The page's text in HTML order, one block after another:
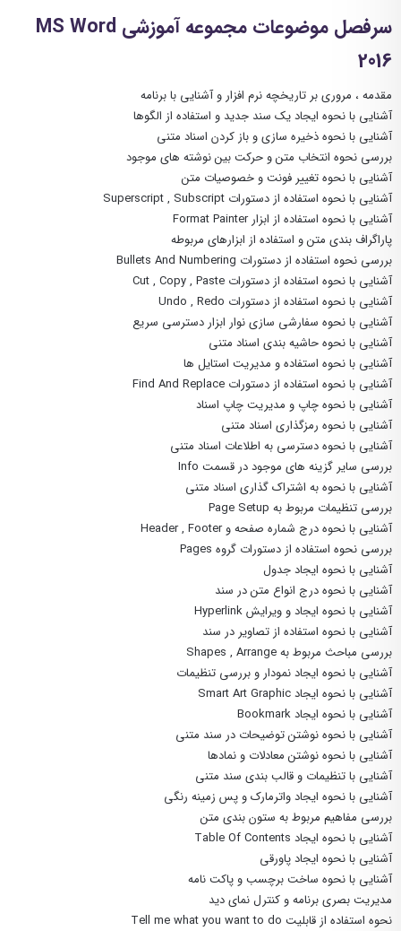
سرفصل موضوعات مجموعه آموزشی MS Word
2016
مقدمه ، مروری بر تاریخچه نرم افزار و آشنایی با برنامه
آشنایی با نحوه ایجاد یک سند جدید و استفاده از الگوها
آشنایی با نحوه ذخیره سازی و باز کردن اسناد متنی
بررسی نحوه انتخاب متن و حرکت بین نوشته های موجود
آشنایی با نحوه تغییر فونت و خصوصیات متن
آشنایی با نحوه استفاده از دستورات Superscript , Subscript
آشنایی با نحوه استفاده از ابزار Format Painter
پاراگراف بندی متن و استفاده از ابزارهای مربوطه
بررسی نحوه استفاده از دستورات Bullets And Numbering
آشنایی با نحوه استفاده از دستورات Cut , Copy , Paste
آشنایی با نحوه استفاده از دستورات Undo , Redo
آشنایی با نحوه سفارشی سازی نوار ابزار دسترسی سریع
آشنایی با نحوه حاشیه بندی اسناد متنی
آشنایی با نحوه استفاده و مدیریت استایل ها
آشنایی با نحوه استفاده از دستورات Find And Replace
آشنایی با نحوه چاپ و مدیریت چاپ اسناد
آشنایی با نحوه رمزگذاری اسناد متنی
آشنایی با نحوه دسترسی به اطلاعات اسناد متنی
بررسی سایر گزینه های موجود در قسمت Info
آشنایی با نحوه به اشتراک گذاری اسناد متنی
بررسی تنظیمات مربوط به Page Setup
آشنایی با نحوه درج شماره صفحه و Header , Footer
بررسی نحوه استفاده از دستورات گروه Pages
آشنایی با نحوه ایجاد جدول
آشنایی با نحوه درج انواع متن در سند
آشنایی با نحوه ایجاد و ویرایش Hyperlink
آشنایی با نحوه استفاده از تصاویر در سند
بررسی مباحث مربوط به Shapes , Arrange
آشنایی با نحوه ایجاد نمودار و بررسی تنظیمات
آشنایی با نحوه ایجاد Smart Art Graphic
آشنایی با نحوه ایجاد Bookmark
آشنایی با نحوه نوشتن توضیحات در سند متنی
آشنایی با نحوه نوشتن معادلات و نمادها
آشنایی با تنظیمات و قالب بندی سند متنی
آشنایی با نحوه ایجاد واترمارک و پس زمینه رنگی
بررسی مفاهیم مربوط به ستون بندی متن
آشنایی با نحوه ایجاد Table Of Contents
آشنایی با نحوه ایجاد پاورقی
آشنایی با نحوه ساخت برچسب و پاکت نامه
مدیریت بصری برنامه و کنترل نمای دید
نحوه استفاده از قابلیت Tell me what you want to do